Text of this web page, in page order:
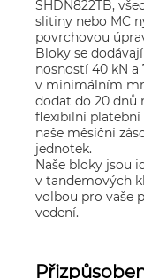
SHDN822TB,
slitiny nebo MC
povrchovou
Bloky se
nosností 40 kN a
v minimálním
dodat do 20 dnů
flexibilní platební
naše měsíční
jednotek.
Naše bloky jsou
v tandemových
volbou pro vaše
vedení.